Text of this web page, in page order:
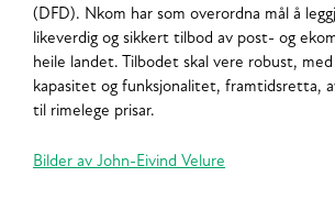
(DFD). Nkom har som overordna mål å
likeverdig og sikkert tilbod av post- og
heile landet. Tilbodet skal vere robust,
kapasitet og funksjonalitet, framtidsretta,
til rimelege prisar.
Bilder av John-Eivind Velure